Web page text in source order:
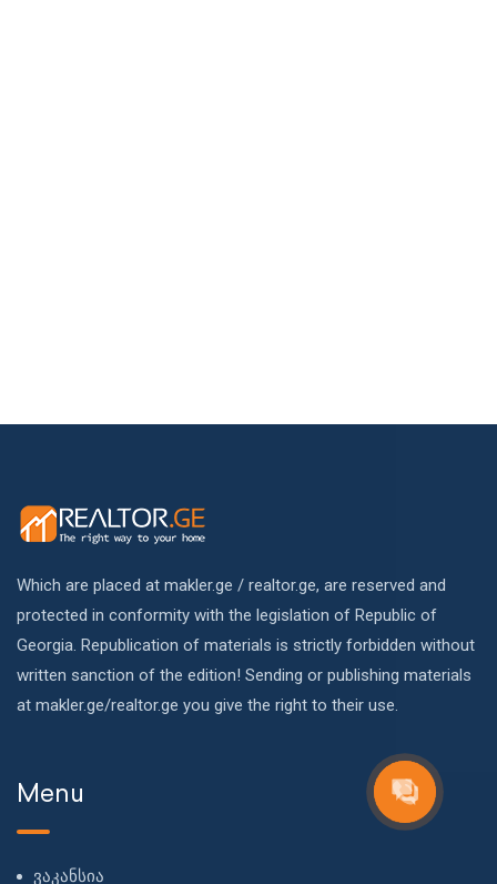
Which are placed at makler.ge / realtor.ge, are reserved and
protected in conformity with the legislation of Republic of
Georgia. Republication of materials is strictly forbidden without
written sanction of the edition! Sending or publishing materials
at makler.ge/realtor.ge you give the right to their use.
Menu
ვაკანსია